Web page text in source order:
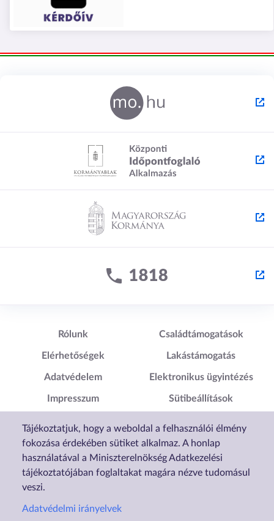
Tájékoztatjuk, hogy a weboldal a felhasználói élmény
fokozása érdekében sütiket alkalmaz. A honlap
használatával a Miniszterelnökség Adatkezelési
tájékoztatójában foglaltakat magára nézve tudomásul
veszi.
Adatvédelmi irányelvek
Lábléc1
Rólunk
Elérhetőségek
Adatvédelem
Impresszum
Nyilatkozat
Lábléc2
Családtámogatások
Lakástámogatás
Elektronikus ügyintézés
Sütibeállítások